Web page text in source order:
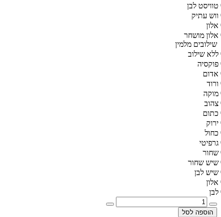
טוויסט לבן
ווש עתיק
אלון
אלון מושחר
שילובים מלמין
ללא שילוב
פוקסיה
אדום
ורוד
מוקה
צהוב
כתום
ירוק
כחול
גרפיטי
שחור
שיש שחור
שיש לבן
אלון
לבן
הוספה לסל